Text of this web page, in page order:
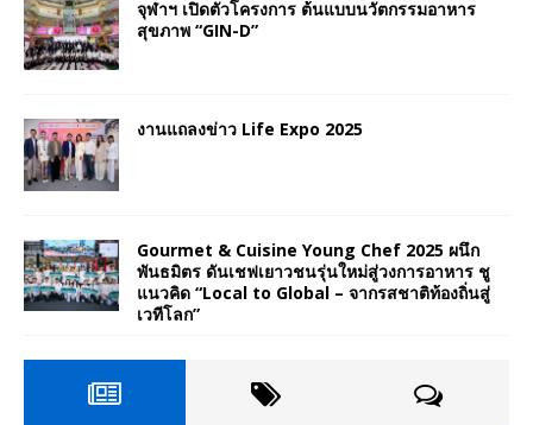
จุฬาฯ เปิดตัวโครงการ ต้นแบบนวัตกรรมอาหาร
สุขภาพ “GIN-D”
งานแถลงข่าว Life Expo 2025
Gourmet & Cuisine Young Chef 2025 ผนึก
พันธมิตร ดันเชฟเยาวชนรุ่นใหม่สู่วงการอาหาร ชู
แนวคิด “Local to Global – จากรสชาติท้องถิ่นสู่
เวทีโลก”